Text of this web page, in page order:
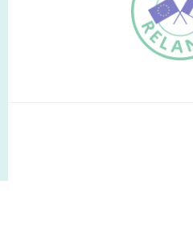
FR